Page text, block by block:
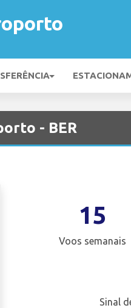
- BER
15
Voos semanais
Sinal